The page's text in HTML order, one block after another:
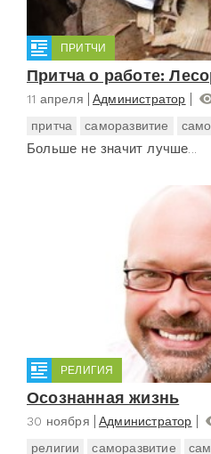
ПРИТЧИ
Притча о работе:
11 апреля Администратор
притча
саморазвитие
Больше не значит лучше...
РЕЛИГИЯ
Осознанная жизнь
30 ноября Администратор
религии
саморазвитие